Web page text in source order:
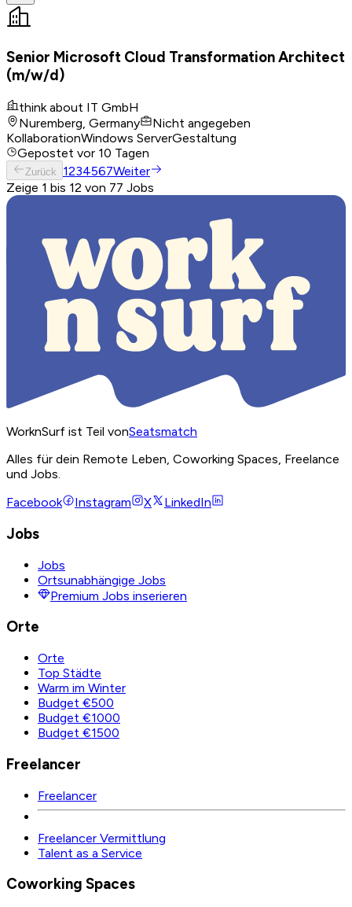
Senior Microsoft Cloud Transformation Architect
(m/w/d)
think about IT GmbH
Nuremberg, Germany
Nicht angegeben
KollaborationWindows ServerGestaltung
Gepostet vor 10 Tagen
Zurück 1234567Weiter
Zeige 1 bis 12 von 77 Jobs
WorknSurf ist Teil vonSeatsmatch
Alles für dein Remote Leben, Coworking Spaces, Freelance
und Jobs.
Facebook
Instagram X LinkedIn
Jobs
Jobs
Ortsunabhängige Jobs
Premium Jobs inserieren
Orte
Orte
Top Städte
Warm im Winter
Budget €500
Budget €1000
Budget €1500
Freelancer
Freelancer
Freelancer Vermittlung
Talent as a Service
Coworking Spaces